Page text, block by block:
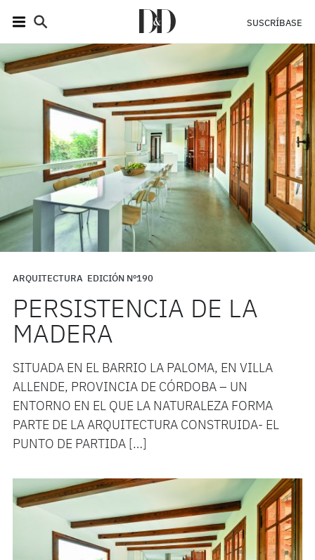
SUSCRÍBASE
ARQUITECTURA EDICIÓN Nº190
PERSISTENCIA DE LA
MADERA
SITUADA EN EL BARRIO LA PALOMA, EN VILLA
ALLENDE, PROVINCIA DE CÓRDOBA – UN
ENTORNO EN EL QUE LA NATURALEZA FORMA
PARTE DE LA ARQUITECTURA CONSTRUIDA- EL
PUNTO DE PARTIDA […]